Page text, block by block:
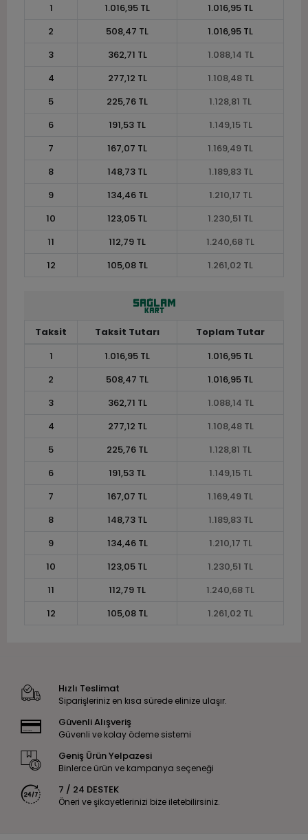
1
1.016,95 TL
1.016,95 TL
2
508,47 TL
1.016,95 TL
3
362,71 TL
1.088,14 TL
4
277,12 TL
1.108,48 TL
5
225,76 TL
1.128,81 TL
6
191,53 TL
1.149,15 TL
7
167,07 TL
1.169,49 TL
8
148,73 TL
1.189,83 TL
9
134,46 TL
1.210,17 TL
10
123,05 TL
1.230,51 TL
11
112,79 TL
1.240,68 TL
12
105,08 TL 1.261,02 TL
Taksit Taksit Tutarı
Toplam Tutar
1
1.016,95 TL
1.016,95 TL
2
508,47 TL
1.016,95 TL
3
362,71 TL
1.088,14 TL
4
277,12 TL
1.108,48 TL
5
225,76 TL
1.128,81 TL
6
191,53 TL
1.149,15 TL
7
167,07 TL
1.169,49 TL
8
148,73 TL
1.189,83 TL
9
134,46 TL
1.210,17 TL
10
123,05 TL
1.230,51 TL
11
112,79 TL
1.240,68 TL
12
105,08 TL 1.261,02 TL
Hızlı Teslimat
Siparişleriniz en kısa sürede elinize ulaşır.
Güvenli Alışveriş
Güvenli ve kolay ödeme sistemi
Geniş Ürün Yelpazesi
Binlerce ürün ve kampanya seçeneği
7 / 24 DESTEK
Öneri ve şikayetlerinizi bize iletebilirsiniz.